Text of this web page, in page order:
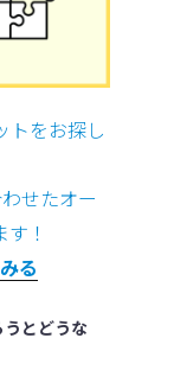
トをお探し
せたオー
！
る
とどうな